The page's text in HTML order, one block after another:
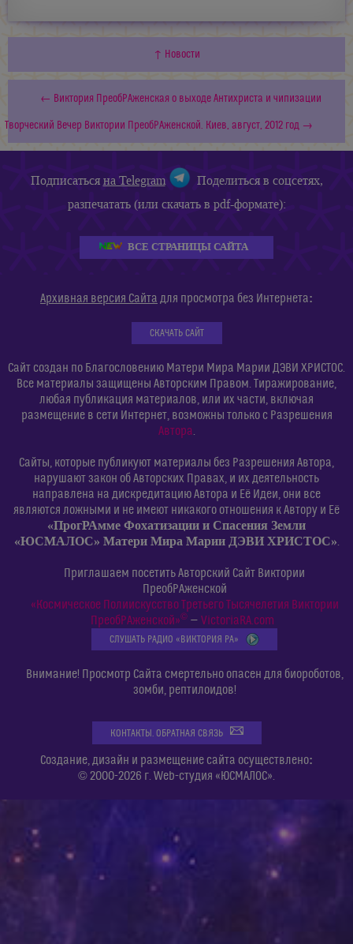
↑ Новости
← Виктория ПреобРАженская о выходе Антихриста и чипизации
Творческий Вечер Виктории ПреобРАженской. Киев, август, 2012 год →
Подписатьсяна Telegram
Поделиться в соцсетях,
разпечатать (или скачать в pdf-формате):
ВСЕ СТРАНИЦЫ САЙТА
Архивная версия Сайта для просмотра без Интернета:
СКАЧАТЬ САЙТ
Сайт создан по Благословению Матери Мира Марии ДЭВИ ХРИСТОС.
Все материалы защищены Авторским Правом. Тиражирование,
любая публикация материалов, или их части, включая
размещение в сети Интернет, возможны только с Разрешения
Автора.
Сайты, которые публикуют материалы без Разрешения Автора,
нарушают закон об Авторских Правах, и их деятельность
направлена на дискредитацию Автора и Её Идеи, они все
являются ложными и не имеют никакого отношения к Автору и Её
«ПрогРАмме Фохатизации и Спасения Земли
«ЮСМАЛОС» Матери Мира Марии ДЭВИ ХРИСТОС».
Приглашаем посетить Авторский Сайт Виктории
ПреобРАженской
«Космическое Полиискусство Третьего Тысячелетия Виктории
ПреобРАженской»©— VictoriaRA.com
СЛУШАТЬ РАДИО «ВИКТОРИЯ РА»
Внимание! Просмотр Сайта смертельно опасен для биороботов,
зомби, рептилоидов!
КОНТАКТЫ. ОБРАТНАЯ СВЯЗЬ
Создание, дизайн и размещение сайта осуществлено:
© 2000-2026 г. Web-студия «ЮСМАЛОС».